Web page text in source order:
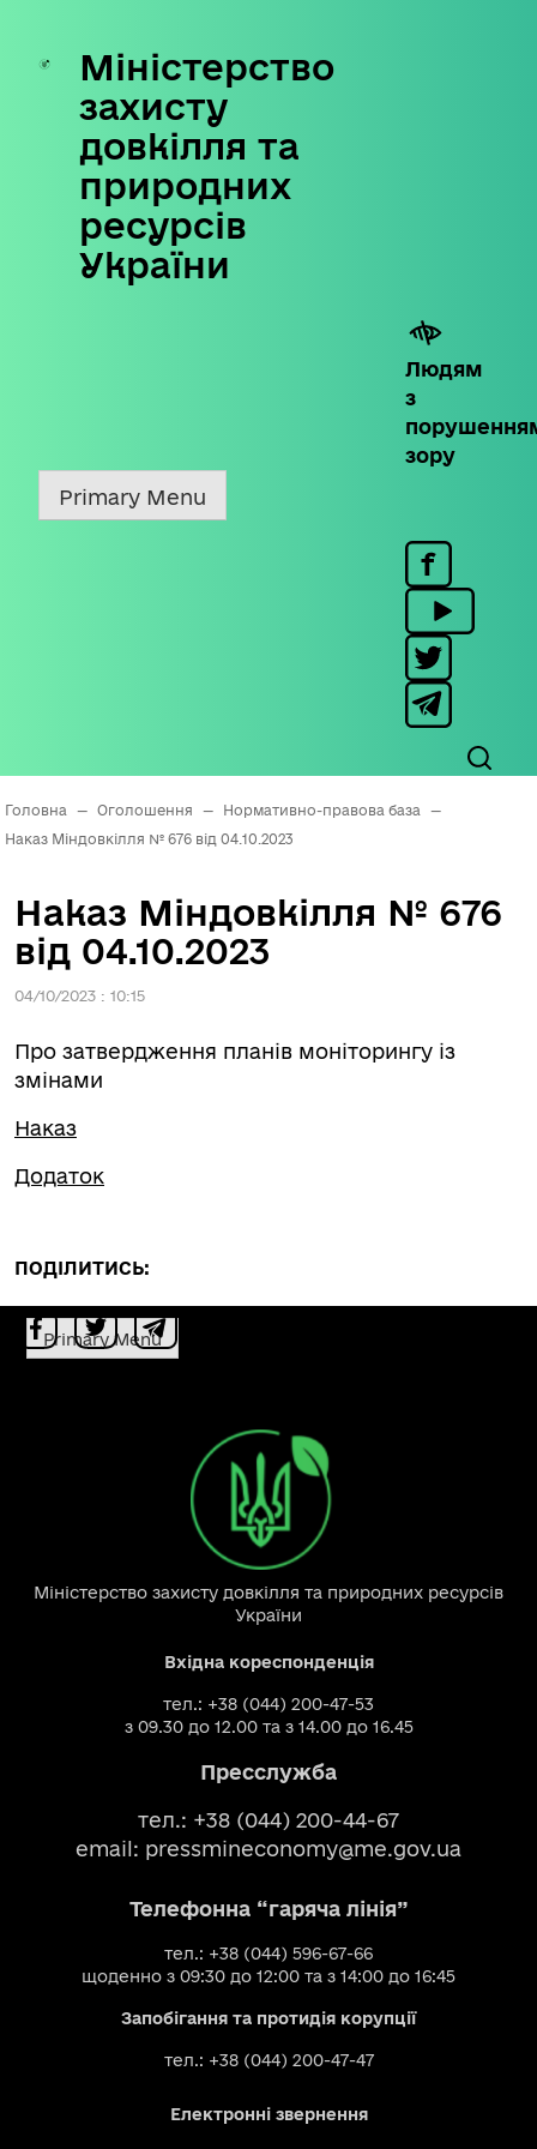
Skip
content
Міністерство
захисту
довкілля та
природних
ресурсів
України
Людям
з
зору
Primary Menu
Головна — Оголошення — Нормативно-правова база
—
Наказ Міндовкілля № 676 від 04.10.2023
Наказ Міндовкілля № 676
від 04.10.2023
04/10/2023 : 10:15
Про затвердження планів моніторингу із
змінами
Наказ
Додаток
ПОДІЛИТИСЬ:
Primary Menu
Міністерство захисту довкілля та природних ресурсів
України
Вхідна кореспонденція
тел.: +38 (044) 200-47-53
з 09.30 до 12.00 та з 14.00 до 16.45
Пресслужба
тел.: +38 (044) 200-44-67
email: pressmineconomy@me.gov.ua
Телефонна “гаряча лінія”
тел.: +38 (044) 596-67-66
щоденно з 09:30 до 12:00 та з 14:00 до 16:45
Запобігання та протидія корупції
тел.: +38 (044) 200-47-47
Електронні звернення